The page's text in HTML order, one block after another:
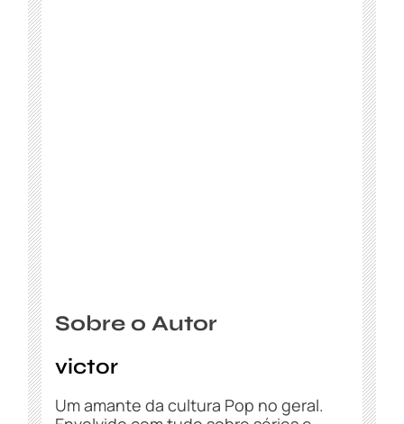
Sobre o Autor
victor
Um amante da cultura Pop no geral.